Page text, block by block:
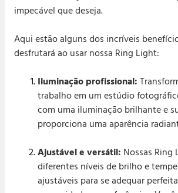
impecável que deseja.
Aqui estão alguns dos incríveis
desfrutará ao usar nossa Ring Light:
Iluminação profissional:
trabalho em um estúdio
com uma iluminação brilhante e
proporciona uma aparência
Ajustável e versátil: Nossas Ring
diferentes níveis de brilho e
ajustáveis para se adequar